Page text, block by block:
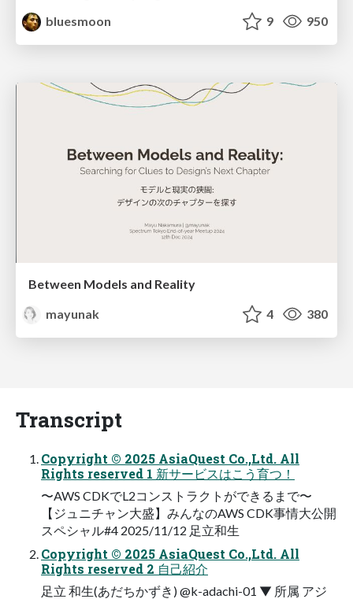
bluesmoon
9 950
Between Models and Reality
mayunak
4 380
Transcript
Copyright © 2025 AsiaQuest Co.,Ltd. All
Rights reserved 1 新サービスはこう育つ！
〜AWS CDKでL2コンストラクトができるまで〜
【ジュニチャン⼤盛】みんなのAWS CDK事情⼤公開
スペシャル#4 2025/11/12 ⾜⽴和⽣
Copyright © 2025 AsiaQuest Co.,Ltd. All
Rights reserved 2 ⾃⼰紹介
⾜⽴ 和⽣(あだちかずき) @k-adachi-01 ▼ 所属 アジ